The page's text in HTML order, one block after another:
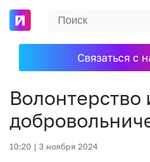
Связаться с
Волонтерство
10:20 | 3 ноября 2024